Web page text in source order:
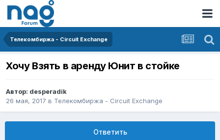
Телекомбиржа - Circuit Exchange
Хочу Взять в аренду Юнит в стойке
Автор: desperadik
26 мая, 2017 в Телекомбиржа - Circuit Exchange
Ответить